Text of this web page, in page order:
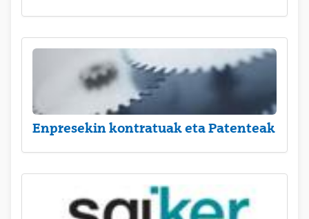
Enpresekin kontratuak eta Patenteak